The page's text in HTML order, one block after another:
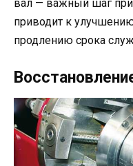
вал — важный шаг при
приводит к
продлению срока